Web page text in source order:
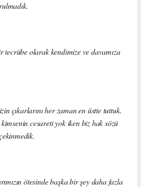
tecrübe olarak kendimize ve davamıza
çıkarlarını her zaman en üstte tuttuk.
kimsenin cesareti yok iken biz hak sözü
ötesinde başka bir şey daha fazla